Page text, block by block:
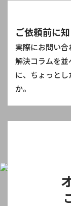
ご依頼前に
実際にお問い
解決コラムを
に、ちょっと
か。